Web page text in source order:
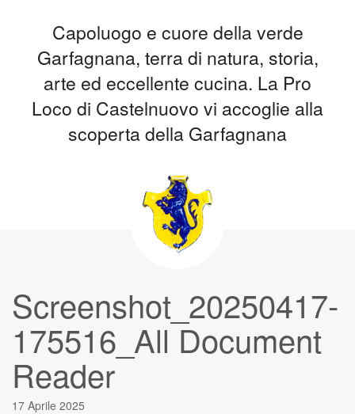
Capoluogo e cuore della verde
Garfagnana, terra di natura, storia,
arte ed eccellente cucina. La Pro
Loco di Castelnuovo vi accoglie alla
scoperta della Garfagnana
Screenshot_20250417-
175516_All Document
Reader
17 Aprile 2025